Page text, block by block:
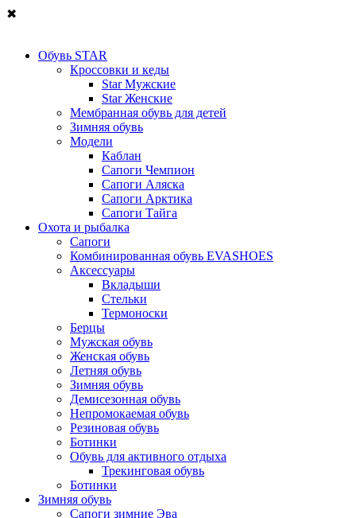
✖
Обувь STAR
Кроссовки и кеды
Star Мужские
Star Женские
Мембранная обувь для детей
Зимняя обувь
Модели
Каблан
Сапоги Чемпион
Сапоги Аляска
Сапоги Арктика
Сапоги Тайга
Охота и рыбалка
Сапоги
Комбинированная обувь EVASHOES
Аксессуары
Вкладыши
Стельки
Термоноски
Берцы
Мужская обувь
Женская обувь
Летняя обувь
Зимняя обувь
Демисезонная обувь
Непромокаемая обувь
Резиновая обувь
Ботинки
Обувь для активного отдыха
Трекинговая обувь
Ботинки
Зимняя обувь
Сапоги зимние Эва